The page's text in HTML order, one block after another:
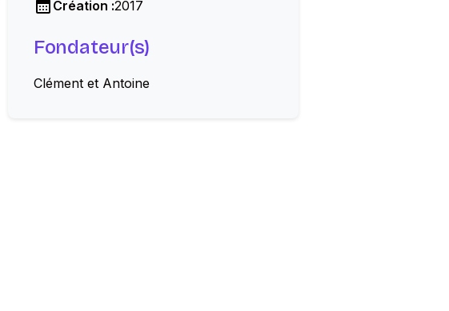
Création :2017
Fondateur(s)
Clément et Antoine